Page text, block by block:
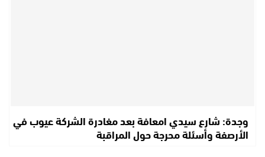
وجدة: شارع سيدي امعافة بعد مغادرة الشركة عيوب في
الأرصفة وأسئلة محرجة حول المراقبة